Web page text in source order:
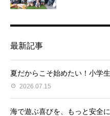
最新記事
夏だからこそ始めたい！小学
2026.07.15
海で遊ぶ喜びを、もっと安全に